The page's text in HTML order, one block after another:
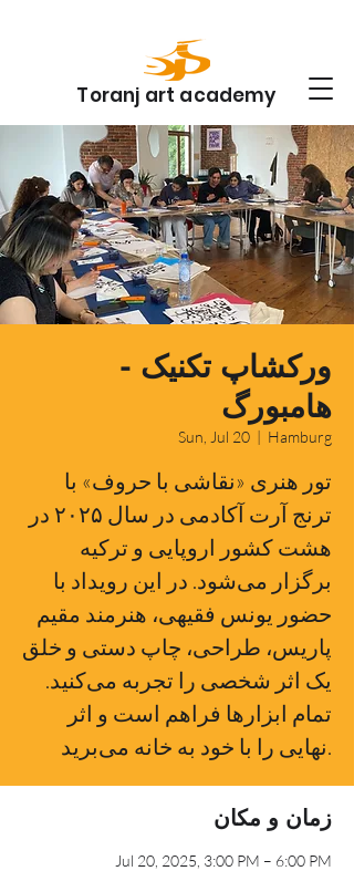
Toranj art academy
ورکشاپ تکنیک -
هامبورگ
Sun, Jul 20
  |
Hamburg
تور هنری «نقاشی با حروف» با
ترنج آرت آکادمی در سال ۲۰۲۵ در
هشت کشور اروپایی و ترکیه
برگزار می‌شود. در این رویداد با
حضور یونس فقیهی، هنرمند مقیم
پاریس، طراحی، چاپ دستی و خلق
یک اثر شخصی را تجربه می‌کنید.
تمام ابزارها فراهم است و اثر
زمان و مکان
Jul 20, 2025, 3:00 PM – 6:00 PM